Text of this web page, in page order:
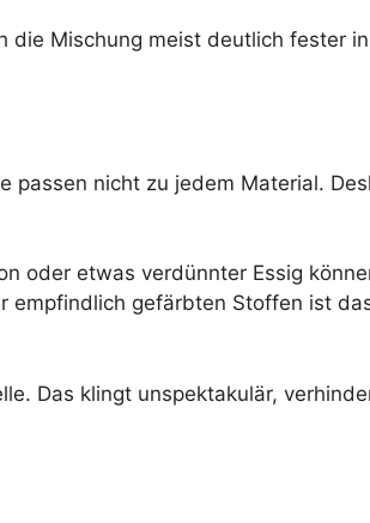
Mischung meist deutlich fester
passen nicht zu jedem Material.
oder etwas verdünnter Essig
gefärbten Stoffen ist
Das klingt unspektakulär,